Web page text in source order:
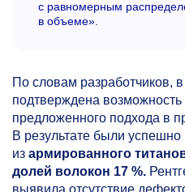
с равномерным
в объеме».
По словам разработчиков,
подтверждена возможность
предложенного подхода в
В результате были успешно
из армированного
долей волокон 17 %.
выявила отсутствие